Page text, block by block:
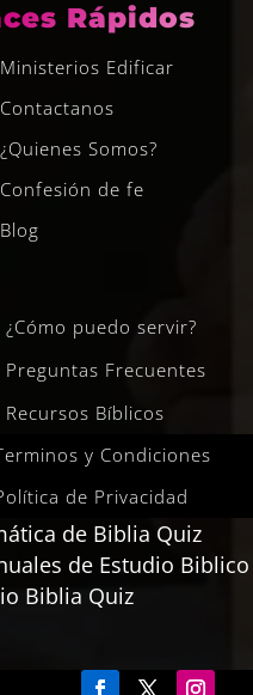
Rápidos
Ministerios Edificar
Contactanos
¿Quienes Somos?
Confesión de fe
Blog
¿Cómo puedo servir?
Preguntas Frecuentes
Recursos Bíblicos
y Condiciones
de Privacidad
de Biblia Quiz
de Estudio Biblico
Biblia Quiz